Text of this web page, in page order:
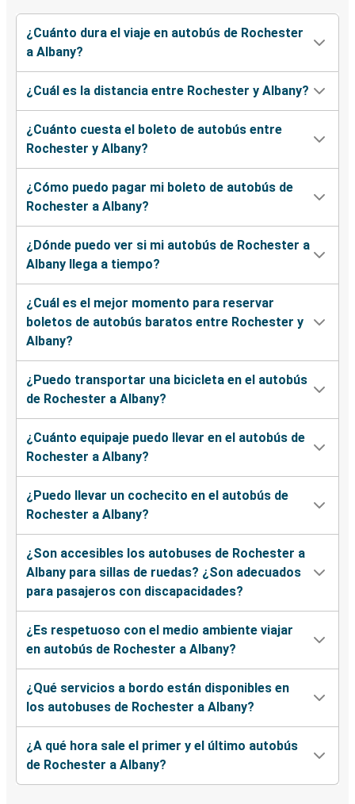
¿Cuánto dura el viaje en autobús de Rochester
a Albany?
¿Cuál es la distancia entre Rochester y Albany?
¿Cuánto cuesta el boleto de autobús entre
Rochester y Albany?
¿Cómo puedo pagar mi boleto de autobús de
Rochester a Albany?
¿Dónde puedo ver si mi autobús de Rochester a
Albany llega a tiempo?
¿Cuál es el mejor momento para reservar
boletos de autobús baratos entre Rochester y
Albany?
¿Puedo transportar una bicicleta en el autobús
de Rochester a Albany?
¿Cuánto equipaje puedo llevar en el autobús de
Rochester a Albany?
¿Puedo llevar un cochecito en el autobús de
Rochester a Albany?
¿Son accesibles los autobuses de Rochester a
Albany para sillas de ruedas? ¿Son adecuados
para pasajeros con discapacidades?
¿Es respetuoso con el medio ambiente viajar
en autobús de Rochester a Albany?
¿Qué servicios a bordo están disponibles en
los autobuses de Rochester a Albany?
¿A qué hora sale el primer y el último autobús
de Rochester a Albany?